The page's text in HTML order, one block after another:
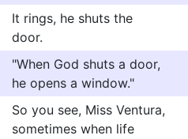
It rings, he shuts the
door.
"When God shuts a door,
he opens a window."
So you see, Miss Ventura,
sometimes when life